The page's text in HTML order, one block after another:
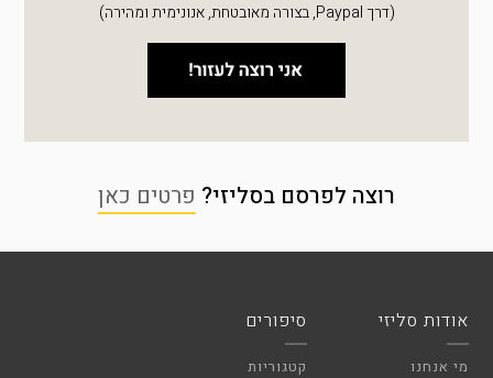
(דרך Paypal, בצורה מאובטחת, אנונימית ומהירה)
רוצה לפרסם בסליזי? פרטים כאן
אודות סליזי
מי אנחנו
סיפורים
קטגוריות